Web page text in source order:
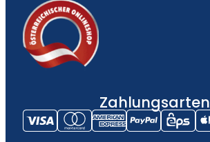
Zahlungsarten